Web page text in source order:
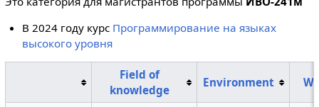
В 2024 году курс Программирование на языках
высокого уровня
Field of
knowledge
Environment